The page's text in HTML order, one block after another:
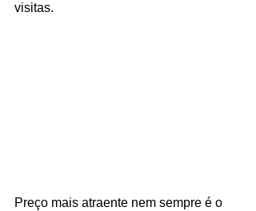
visitas.
Preço mais atraente nem sempre é o